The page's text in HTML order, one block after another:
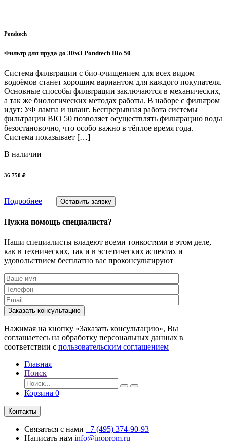
Pondtech
Фильтр для пруда до 30м3 Pondtech Bio 50
Система фильтрации с био-очищением для всех видом
водоёмов станет хорошим вариантом для каждого покупателя.
Основные способы фильтрации заключаются в механических,
а так же биологических методах работы. В наборе с фильтром
идут: УФ лампа и шланг. Беспрерывная работа системы
фильтрации BIO 50 позволяет осуществлять фильтрацию воды
безостановочно, что особо важно в тёплое время года.
Система показывает […]
В наличии
36 750 ₽
Подробнее Оставить заявку
Нужна помощь специалиста?
Наши специалисты владеют всеми тонкостями в этом деле,
как в технических, так и в эстетических аспектах и
удовольствием бесплатно вас проконсультируют
Заказать консультацию
Нажимая на кнопку «Заказать консультацию», Вы
соглашаетесь на обработку персональных данных в
соответствии с пользовательским соглашением
Главная
Поиск
Корзина 0
Контакты
Связаться с нами +7 (495) 374-90-93
Написать нам info@inoprom.ru